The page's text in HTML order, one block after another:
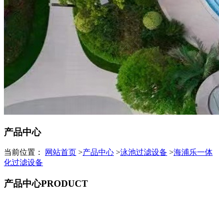
产品中心
当前位置： 网站首页 >产品中心 >泳池过滤设备 >海浦乐一体
化过滤设备
产品中心PRODUCT